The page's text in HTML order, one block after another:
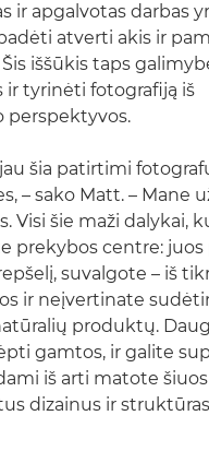
ir apgalvotas darbas
atverti akis ir
iššūkis taps
ir tyrinėti fotografiją iš
perspektyvos.
šia patirtimi
– sako Matt. – Mane
Visi šie maži dalykai,
prekybos centre: juos
suvalgote – iš
ir neįvertinate
produktų.
gamtos, ir galite
iš arti matote
dizainus ir